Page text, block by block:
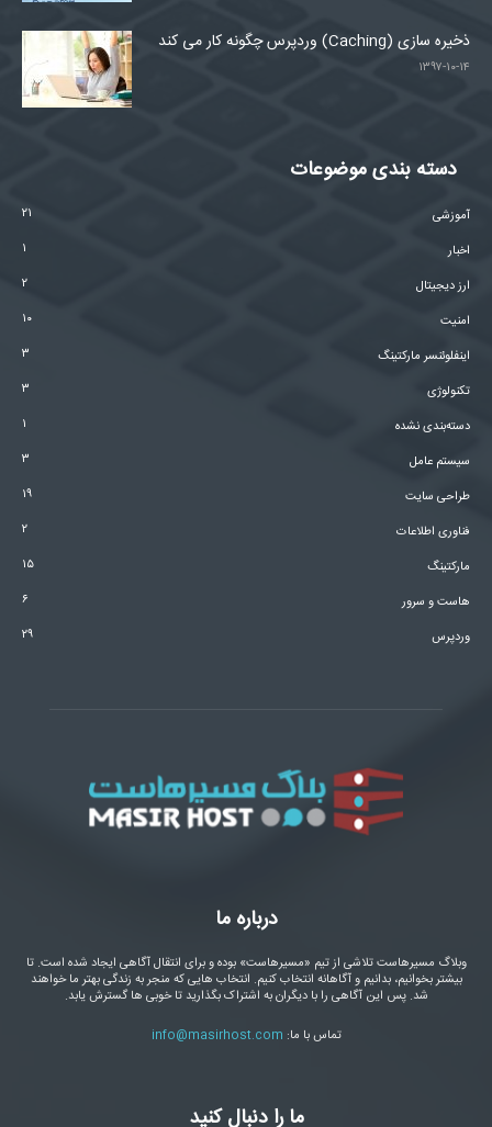
ذخیره سازی (Caching) وردپرس چگونه کار می کند
۱۳۹۷-۱۰-۱۴
دسته بندی موضوعات
آموزشی
۲۱
اخبار
۱
ارز دیجیتال
۲
امنیت
۱۰
اینفلوئنسر مارکتینگ
۳
تکنولوژی
۳
دسته‌بندی نشده
۱
سیستم عامل
۳
طراحی سایت
۱۹
فناوری اطلاعات
۲
مارکتینگ
۱۵
هاست و سرور
۶
وردپرس
۲۹
درباره ما
وبلاگ مسیرهاست تلاشی از تیم «مسیرهاست» بوده و برای انتقال آگاهی ایجاد شده است. تا
بیشتر بخوانیم، بدانیم و آگاهانه انتخاب کنیم. انتخاب هایی که منجر به زندگی بهتر ما خواهند
شد. پس این آگاهی را با دیگران به اشتراک بگذارید تا خوبی ها گسترش یابد.
تماس با ما: info@masirhost.com
ما را دنبال کنید